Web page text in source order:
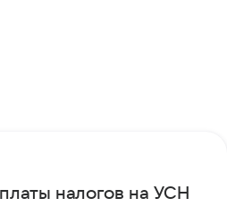
налогов на УСН